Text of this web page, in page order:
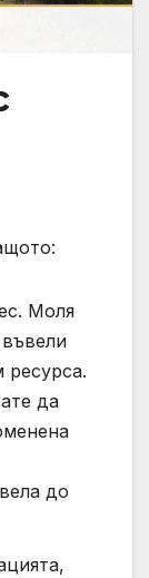
Моля
ресурса.
да
до